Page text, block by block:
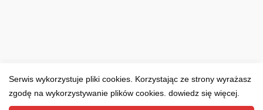
Serwis wykorzystuje pliki cookies. Korzystając ze strony wyrażasz
zgodę na wykorzystywanie plików cookies. dowiedz się więcej.